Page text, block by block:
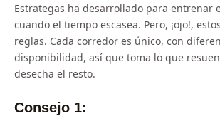
Estrategas ha desarrollado para entrenar
cuando el tiempo escasea. Pero, ¡ojo!,
reglas. Cada corredor es único, con
disponibilidad, así que toma lo que
desecha el resto.
Consejo 1: